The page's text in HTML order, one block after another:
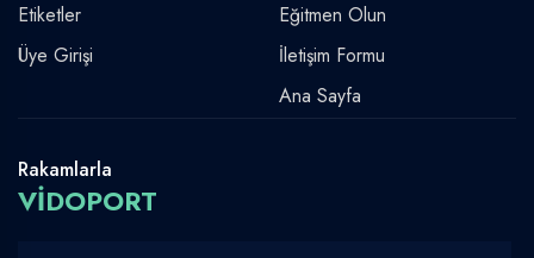
Etiketler
Üye Girişi
Eğitmen Olun
İletişim Formu
Ana Sayfa
Rakamlarla
VİDOPORT